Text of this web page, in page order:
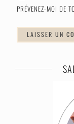
PRÉVENEZ-MOI DE